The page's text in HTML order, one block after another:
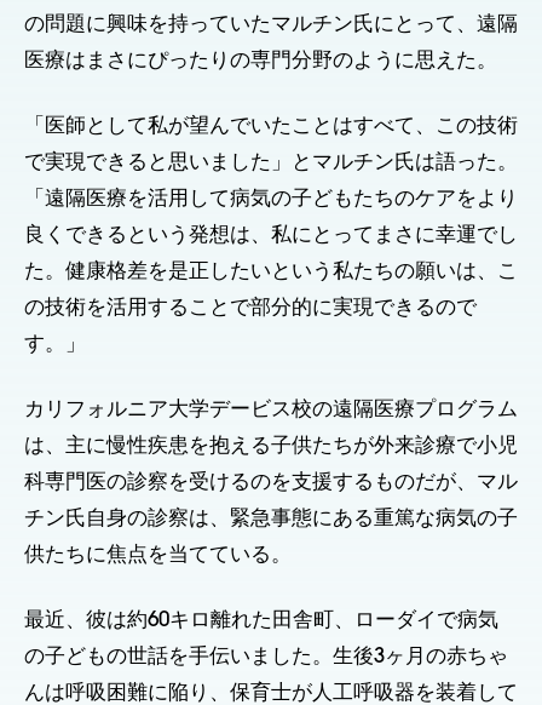
の問題に興味を持っていたマルチン氏にとって、遠隔
医療はまさにぴったりの専門分野のように思えた。
「医師として私が望んでいたことはすべて、この技術
で実現できると思いました」とマルチン氏は語った。
「遠隔医療を活用して病気の子どもたちのケアをより
良くできるという発想は、私にとってまさに幸運でし
た。健康格差を是正したいという私たちの願いは、こ
の技術を活用することで部分的に実現できるので
す。」
カリフォルニア大学デービス校の遠隔医療プログラム
は、主に慢性疾患を抱える子供たちが外来診療で小児
科専門医の診察を受けるのを支援するものだが、マル
チン氏自身の診察は、緊急事態にある重篤な病気の子
供たちに焦点を当てている。
最近、彼は約60キロ離れた田舎町、ローダイで病気
の子どもの世話を手伝いました。生後3ヶ月の赤ちゃ
んは呼吸困難に陥り、保育士が人工呼吸器を装着して